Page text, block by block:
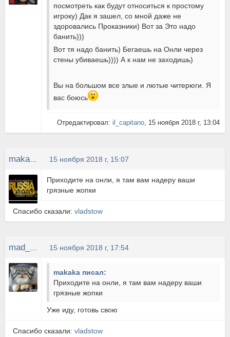
посмотреть как будут относиться к простому
игроку) Дак я зашел, со мной даже не
здоровались Проказники) Вот за Это надо
банить)))
Вот тя надо банить) Бегаешь на Онли через
стены убиваешь)))) А к нам не заходишь)
Вы на большом все злые и лютые читерюги. Я
вас боюсь
Отредактировал: il_capitano, 15 ноября 2018 г, 13:04
15 ноября 2018 г, 15:07
Приходите на онли, я там вам надеру ваши
грязные жопки
Спасибо сказали: vladstow
15 ноября 2018 г, 17:54
makaka писал:
Приходите на онли, я там вам надеру ваши
грязные жопки
Уже иду, готовь свою
Спасибо сказали: vladstow